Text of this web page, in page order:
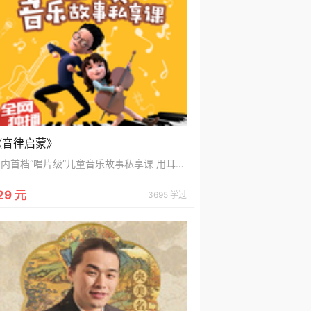
律启蒙》
国内首档“唱片级”儿童音乐故事私享课 用耳朵就能感受奇幻世界
元 3695 学过